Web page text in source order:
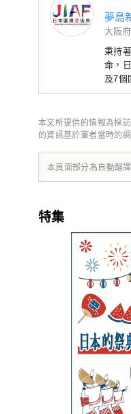
夢島
大阪府
秉持
命，
及7個
文化
計研究所 https://yumeshimakikou.org/ 每日新聞大廈，大阪
本文所提供的情報為採
的資訊基於筆者當時的
本頁面部分為自動翻
特集